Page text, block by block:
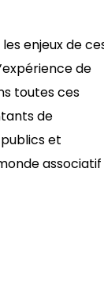
enjeux de
de
toutes ces
de
et
associatif